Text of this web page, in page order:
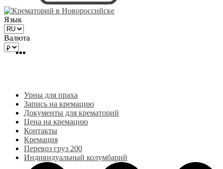
Язык
Валюта
Урны для праха
Запись на кремацию
Документы для крематорий
Цена на кремацию
Контакты
Кремация
Перевоз груз 200
Индивидуальный колумбарий